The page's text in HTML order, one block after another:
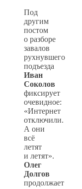
Под
другим
постом
о разборе
завалов
рухнувшего
подъезда
Иван
Соколов
фиксирует
очевидное:
«Интернет
отключили.
А они
всё
летят
и летят».
Олег
Долгов
продолжает